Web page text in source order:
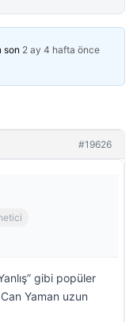
son 2 ay 4 hafta önce
#19626
gibi popüler
Yaman uzun